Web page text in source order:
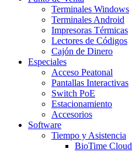
Terminales Windows
Terminales Android
Impresoras Térmicas
Lectores de Códigos
Cajón de Dinero
Especiales
Acceso Peatonal
Pantallas Interactivas
Switch PoE
Estacionamiento
Accesorios
Software
Tiempo y Asistencia
BioTime Cloud